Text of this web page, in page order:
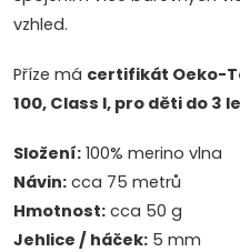
vzhled.
Příze má certifikát Oeko-
100, Class I, pro děti do 3
Složení: 100% merino vlna
Návin: cca 75 metrů
Hmotnost: cca 50 g
Jehlice / háček: 5 mm